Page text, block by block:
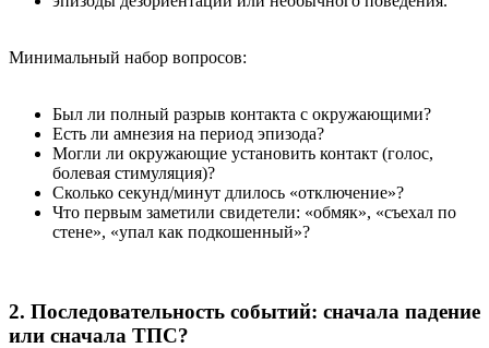
Минимальный набор вопросов:
Был ли полный разрыв контакта с окружающими?
Есть ли амнезия на период эпизода?
Могли ли окружающие установить контакт (голос,
болевая стимуляция)?
Сколько секунд/минут длилось «отключение»?
Что первым заметили свидетели: «обмяк», «съехал по
стене», «упал как подкошенный»?
2. Последовательность событий: сначала падение
или сначала ТПС?